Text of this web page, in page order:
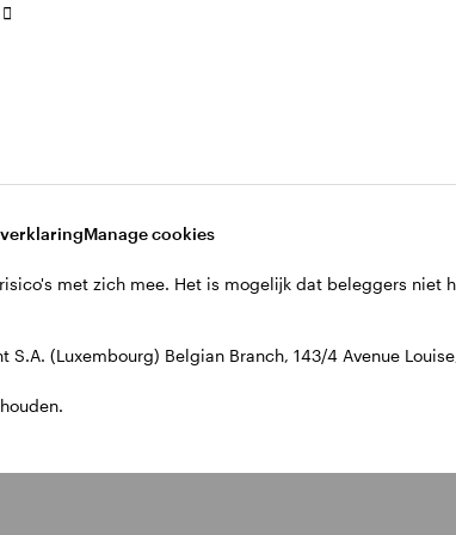
Manage cookies
met zich mee. Het is mogelijk dat beleggers niet
(Luxembourg) Belgian Branch, 143/4 Avenue